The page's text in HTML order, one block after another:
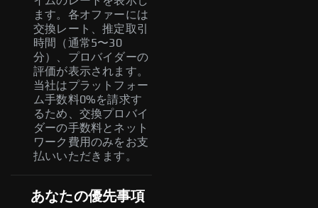
ます。各オファーには
交換レート、推定取引
時間（通常5〜30
分）、プロバイダーの
評価が表示されます。
当社はプラットフォー
ム手数料0%を請求す
るため、交換プロバイ
ダーの手数料とネット
ワーク費用のみをお支
払いいただきます。
あなたの優先事項